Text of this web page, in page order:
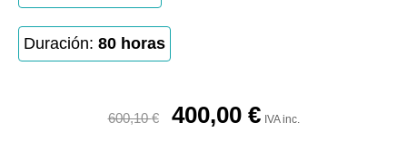
Duración: 80 horas
600,10€ 400,00 € IVA inc.